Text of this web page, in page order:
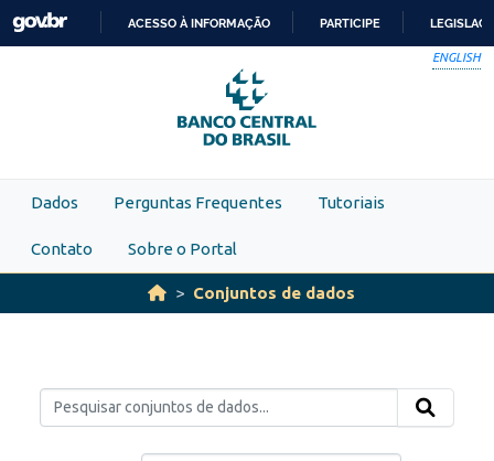
Skip to main content
PARA
O
CONTEÚDO
ACESSO À INFORMAÇÃO PARTICIPE
ENGLISH
Dados Perguntas Frequentes Tutoriais
Contato Sobre o Portal
Conjuntos de dados